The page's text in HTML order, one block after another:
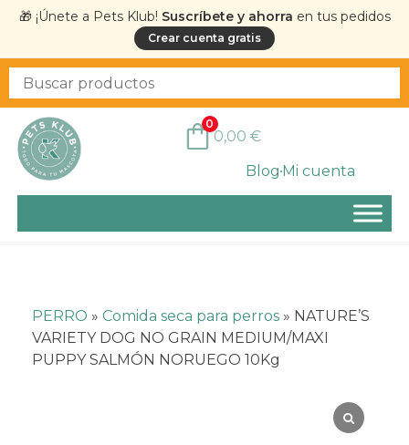
🎁 ¡Únete a Pets Klub! Suscríbete y ahorra en tus pedidos
Crear cuenta gratis
BlogMi cuenta
0
0,00 €
PERRO » Comida seca para perros » NATURE’S
VARIETY DOG NO GRAIN MEDIUM/MAXI
PUPPY SALMÓN NORUEGO 10Kg